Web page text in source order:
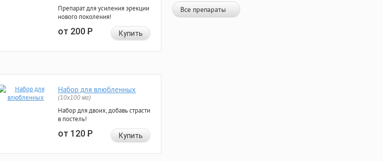
Препарат для усиления эрекции
нового поколения!
от 200Р Купить
Набор для влюбленных
(10х100 мг)
Набор для двоих, добавь страсти
в постель!
от 120Р Купить
Все препараты